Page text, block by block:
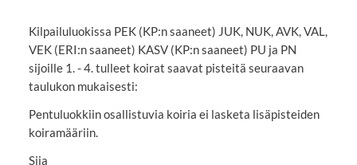
Kilpailuluokissa PEK (KP:n saaneet) JUK, NUK, AVK, VAL,
VEK (ERI:n saaneet) KASV (KP:n saaneet) PU ja PN
sijoille 1. - 4. tulleet koirat saavat pisteitä seuraavan
taulukon mukaisesti:
Pentuluokkiin osallistuvia koiria ei lasketa lisäpisteiden
koiramääriin.
Sija